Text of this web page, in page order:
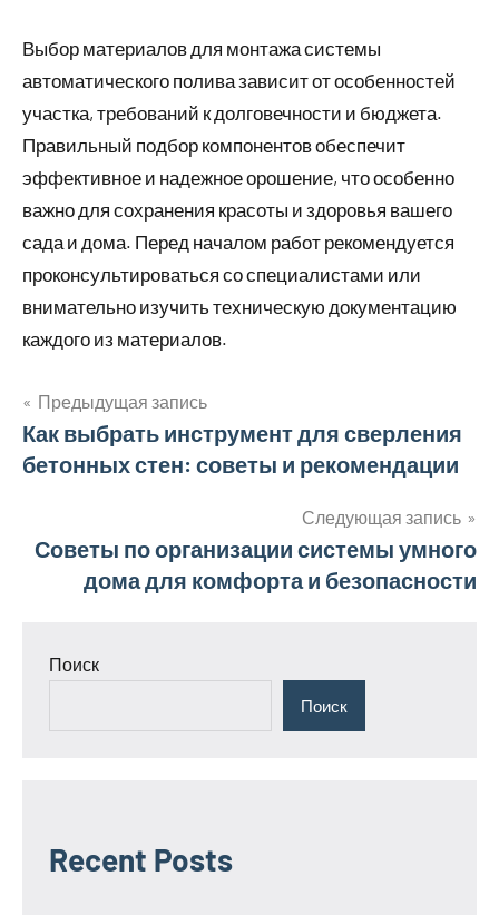
Выбор материалов для монтажа системы
автоматического полива зависит от особенностей
участка, требований к долговечности и бюджета.
Правильный подбор компонентов обеспечит
эффективное и надежное орошение, что особенно
важно для сохранения красоты и здоровья вашего
сада и дома. Перед началом работ рекомендуется
проконсультироваться со специалистами или
внимательно изучить техническую документацию
каждого из материалов.
Навигация
по
Предыдущая запись
Как выбрать инструмент для сверления
бетонных стен: советы и рекомендации
Следующая запись
Советы по организации системы умного
дома для комфорта и безопасности
Поиск
Поиск
Recent Posts